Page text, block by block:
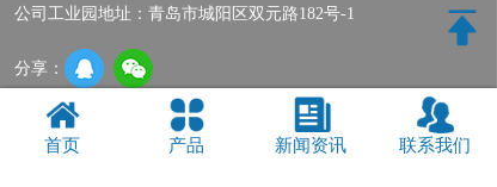
公司工业园地址：青岛市城阳区双元路182号-1
分享：
联系我们
Copyright © 2018-2019 青岛华凯海洋科技有限公司 版权所有
鲁ICP备
首页 产品 新闻资讯 联系我们